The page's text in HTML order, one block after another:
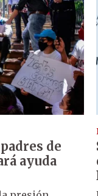
de
ayuda